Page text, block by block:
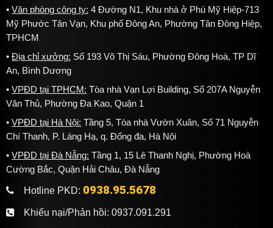
Văn phòng công ty: 4 Đường N1, Khu nhà ở Phú Mỹ Hiệp-713
Mỹ Phước Tân Vạn, Khu phố Đông An, Phường Tân Đông Hiệp,
TPHCM
Địa chỉ xưởng: Số 193 Võ Thị Sáu, Phường Đông Hoà, TP Dĩ
An, Bình Dương
VPĐD tại TPHCM: Tòa nhà Vạn Lợi Building, Số 207A Nguyễn
Văn Thủ, Phường Đa Kao, Quận 1
VPĐD tại Hà Nội: Tầng 5, Tòa nhà Vườn Xuân, Số 71 Nguyễn
Chí Thanh, P. Láng Hạ, q. Đống đa, Hà Nội
VPĐD tại Đà Nẵng: Tầng 1, 15 Lê Thanh Nghị, Phường Hoà
Cường Bắc, Quận Hải Châu, Đà Nẵng
Hotline PKD: 0938.95.5678
Khiếu nại/Phản hồi: 0937.091.291